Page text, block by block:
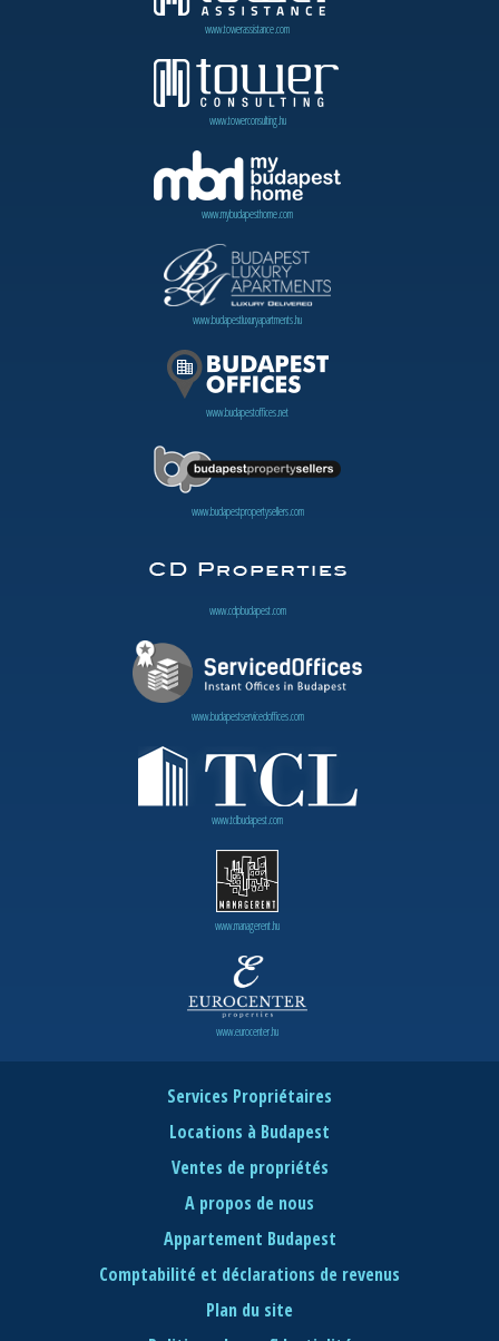
www.towerassistance.com
www.towerconsulting.hu
www.mybudapesthome.com
www.budapestluxuryapartments.hu
www.budapestoffices.net
www.budapestpropertysellers.com
www.cdpbudapest.com
www.budapestservicedoffices.com
www.tclbudapest.com
www.managerent.hu
www.eurocenter.hu
Services Propriétaires
Locations à Budapest
Ventes de propriétés
A propos de nous
Appartement Budapest
Comptabilité et déclarations de revenus
Plan du site